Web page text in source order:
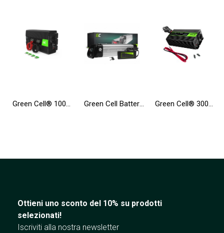
Green Cell® 1000W/2000W Convertitore sinusoidale modificata DC 12V AC 230V Convertitore di tensione Green Cell Batteria per Bicicletta Elettrica 36V 10.4Ah 374Wh Silverfish Ebike 2 Pin per Zündapp, Telefunken con Caricabatterie Green Cell® 300W/600W Invertitore Onda Pura DC 12V AC 230V UPS Inverter Peak Onduleur
Ottieni uno sconto del 10% su prodotti
selezionati!
Iscriviti alla nostra newsletter